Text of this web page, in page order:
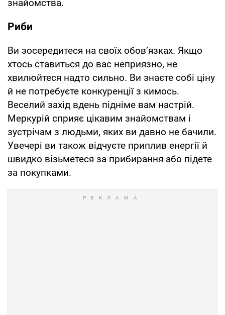
знайомства.
Риби
Ви зосередитеся на своїх обов’язках. Якщо
хтось ставиться до вас неприязно, не
хвилюйтеся надто сильно. Ви знаєте собі ціну
й не потребуєте конкуренції з кимось.
Веселий захід вдень підніме вам настрій.
Меркурій сприяє цікавим знайомствам і
зустрічам з людьми, яких ви давно не бачили.
Увечері ви також відчуєте приплив енергії й
швидко візьметеся за прибирання або підете
за покупками.